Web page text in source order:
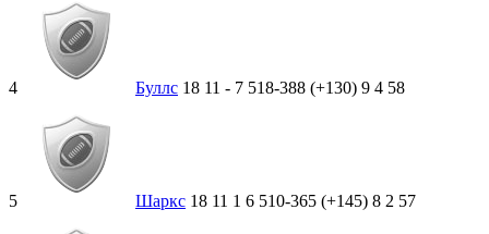
4 Буллс 18 11 - 7 518-388 (+130) 9 4 58
5 Шаркс 18 11 1 6 510-365 (+145) 8 2 57